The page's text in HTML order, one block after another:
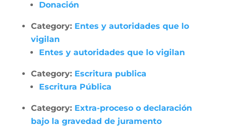
Donación
Category: Entes y autoridades que lo
vigilan
Entes y autoridades que lo vigilan
Category: Escritura publica
Escritura Pública
Category: Extra-proceso o declaración
bajo la gravedad de juramento